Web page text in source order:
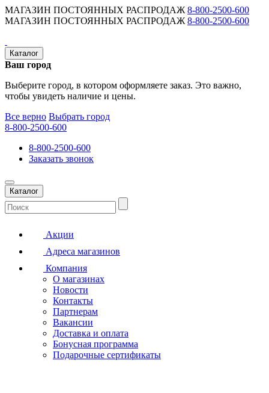
МАГАЗИН ПОСТОЯННЫХ РАСПРОДАЖ 8-800-2500-600
МАГАЗИН ПОСТОЯННЫХ РАСПРОДАЖ 8-800-2500-600
Каталог
Ваш город
Выберите город, в котором оформляете заказ. Это важно,
чтобы увидеть наличие и цены.
Все верно Выбрать город
8-800-2500-600
8-800-2500-600
Заказать звонок
Каталог
Акции
Адреса магазинов
Компания
О магазинах
Новости
Контакты
Партнерам
Вакансии
Доставка и оплата
Бонусная программа
Подарочные сертификаты